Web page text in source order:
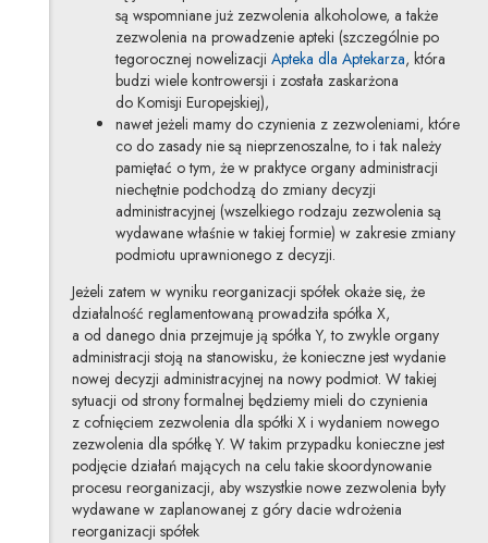
są wspomniane już zezwolenia alkoholowe, a także
zezwolenia na prowadzenie apteki (szczególnie po
tegorocznej nowelizacji Apteka dla Aptekarza, która
budzi wiele kontrowersji i została zaskarżona
do Komisji Europejskiej),
nawet jeżeli mamy do czynienia z zezwoleniami, które
co do zasady nie są nieprzenoszalne, to i tak należy
pamiętać o tym, że w praktyce organy administracji
niechętnie podchodzą do zmiany decyzji
administracyjnej (wszelkiego rodzaju zezwolenia są
wydawane właśnie w takiej formie) w zakresie zmiany
podmiotu uprawnionego z decyzji.
Jeżeli zatem w wyniku reorganizacji spółek okaże się, że
działalność reglamentowaną prowadziła spółka X,
a od danego dnia przejmuje ją spółka Y, to zwykle organy
administracji stoją na stanowisku, że konieczne jest wydanie
nowej decyzji administracyjnej na nowy podmiot. W takiej
sytuacji od strony formalnej będziemy mieli do czynienia
z cofnięciem zezwolenia dla spółki X i wydaniem nowego
zezwolenia dla spółkę Y. W takim przypadku konieczne jest
podjęcie działań mających na celu takie skoordynowanie
procesu reorganizacji, aby wszystkie nowe zezwolenia były
wydawane w zaplanowanej z góry dacie wdrożenia
reorganizacji spółek